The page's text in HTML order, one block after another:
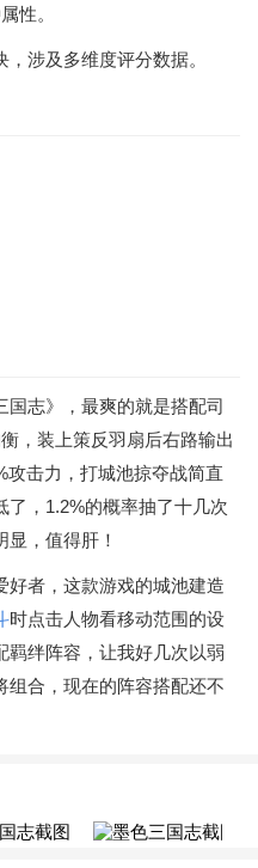
性。
，涉及多维度评分数据。
国志》，最爽的就是搭配司
，装上策反羽扇后右路输出
攻击力，打城池掠夺战简直
，1.2%的概率抽了十几次
，值得肝！
好者，这款游戏的城池建造
时点击人物看移动范围的设
羁绊阵容，让我好几次以弱
组合，现在的阵容搭配还不